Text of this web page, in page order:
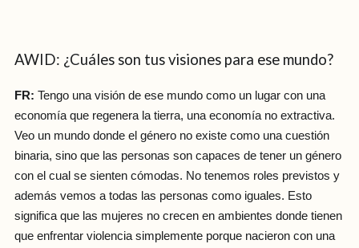
AWID: ¿Cuáles son tus visiones para ese mundo?
FR: Tengo una visión de ese mundo como un lugar con una
economía que regenera la tierra, una economía no extractiva.
Veo un mundo donde el género no existe como una cuestión
binaria, sino que las personas son capaces de tener un género
con el cual se sienten cómodas. No tenemos roles previstos y
además vemos a todas las personas como iguales. Esto
significa que las mujeres no crecen en ambientes donde tienen
que enfrentar violencia simplemente porque nacieron con una